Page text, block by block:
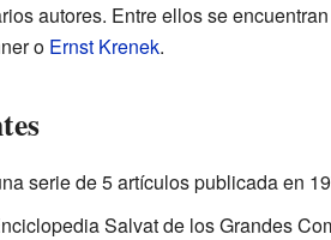
autores. Entre ellos se
o Ernst Krenek.
serie de 5 artículos publicada en
Salvat de los Grandes